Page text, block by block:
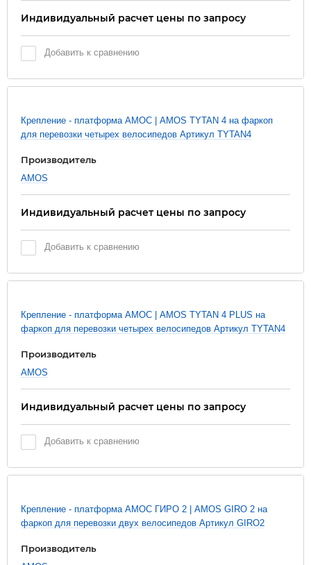
Индивидуальный расчет цены по запросу
Добавить к сравнению
Крепление - платформа АМОС | AMOS TYTAN 4 на фаркоп
для перевозки четырех велосипедов Артикул TYTAN4
Производитель
AMOS
Индивидуальный расчет цены по запросу
Добавить к сравнению
Крепление - платформа АМОС | AMOS TYTAN 4 PLUS на
фаркоп для перевозки четырех велосипедов Артикул TYTAN4
Производитель
AMOS
Индивидуальный расчет цены по запросу
Добавить к сравнению
Крепление - платформа АМОС ГИРО 2 | AMOS GIRO 2 на
фаркоп для перевозки двух велосипедов Артикул GIRO2
Производитель